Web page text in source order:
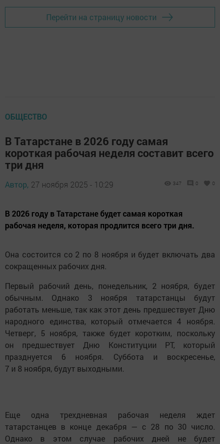
Перейти на страницу новости
ОБЩЕСТВО
В Татарстане в 2026 году самая
короткая рабочая неделя составит всего
три дня
Автор, 27 ноября 2025 - 10:29 347 0 0
В 2026 году в Татарстане будет самая короткая
рабочая неделя, которая продлится всего три дня.
Она состоится со 2 по 8 ноября и будет включать два
сокращенных рабочих дня.
Первый рабочий день, понедельник, 2 ноября, будет
обычным. Однако 3 ноября татарстанцы будут
работать меньше, так как этот день предшествует Дню
народного единства, который отмечается 4 ноября.
Четверг, 5 ноября, также будет коротким, поскольку
он предшествует Дню Конституции РТ, который
празднуется 6 ноября. Суббота и воскресенье,
7 и 8 ноября, будут выходными.
Еще одна трехдневная рабочая неделя ждет
татарстанцев в конце декабря — с 28 по 30 число.
Однако в этом случае рабочих дней не будет